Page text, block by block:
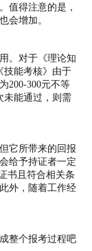
值得注意的是，
会增加。
。对于《理论知
技能考核》由于
200-300元不等
未能通过，则需
它所带来的回报
给予持证者一定
书且符合相关条
外，随着工作经
整个报考过程吧